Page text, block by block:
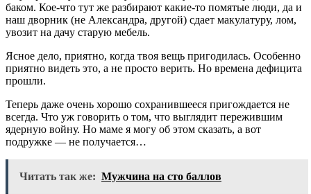
баком. Кое-что тут же разбирают какие-то помятые люди, да и
наш дворник (не Александра, другой) сдает макулатуру, лом,
увозит на дачу старую мебель.
Ясное дело, приятно, когда твоя вещь пригодилась. Особенно
приятно видеть это, а не просто верить. Но времена дефицита
прошли.
Теперь даже очень хорошо сохранившееся пригождается не
всегда. Что уж говорить о том, что выглядит пережившим
ядерную войну. Но маме я могу об этом сказать, а вот
подружке — не получается…
Читать так же: Мужчина на сто баллов